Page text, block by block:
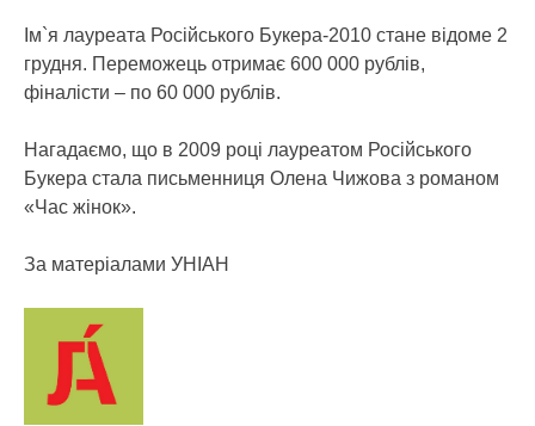
Ім`я лауреата Російського Букера-2010 стане відоме 2
грудня. Переможець отримає 600 000 рублів,
фіналісти – по 60 000 рублів.
Нагадаємо, що в 2009 році лауреатом Російського
Букера стала письменниця Олена Чижова з романом
«Час жінок».
За матеріалами УНІАН